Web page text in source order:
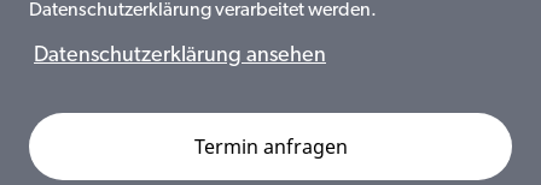
Datenschutzerklärung verarbeitet werden.
Datenschutzerklärung ansehen